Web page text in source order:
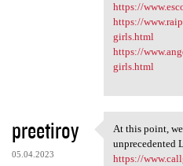
https://
https://
girls.html
https://
girls.html
preetiroy
05.04.2023
At this point,
At this point,
unprecedented
https://